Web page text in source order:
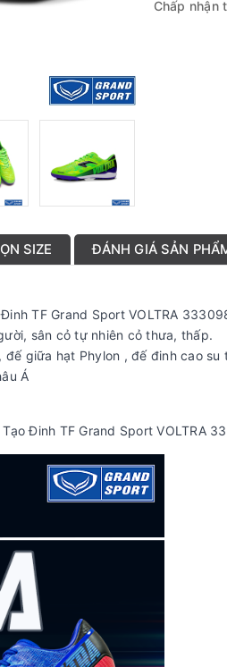
Chấp nhận
SIZE ĐÁNH GIÁ SẢN
TF Grand Sport VOLTRA
sân cỏ tự nhiên cỏ thưa, thấp.
giữa hạt Phylon , đế đinh cao su
Á
Đinh TF Grand Sport VOLTRA